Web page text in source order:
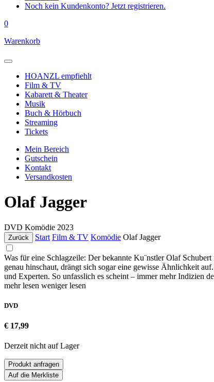
Noch kein Kundenkonto? Jetzt registrieren.
0
Warenkorb
HOANZL empfiehlt
Film & TV
Kabarett & Theater
Musik
Buch & Hörbuch
Streaming
Tickets
Mein Bereich
Gutschein
Kontakt
Versandkosten
Olaf Jagger
DVD Komödie 2023
Zurück Start Film & TV Komödie Olaf Jagger
Was für eine Schlagzeile: Der bekannte Ku¨nstler Olaf
genau hinschaut, drängt sich sogar eine gewisse Ähnlichkeit
und Experten. So unfasslich es scheint – immer mehr Indizien
mehr lesen weniger lesen
DVD
€ 17,99
Derzeit nicht auf Lager
Produkt anfragen
Auf die Merkliste